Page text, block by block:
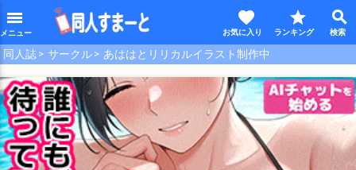
menu search
star
favorite
同人誌 サークル あははとリリカルイラスト制作中